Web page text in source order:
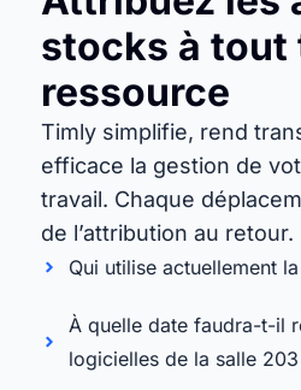
stocks à tout
ressource
Timly simplifie, rend
efficace la gestion de
travail. Chaque
de l’attribution au retour.
Qui utilise actuellement
À quelle date faudra-t-il
logicielles de la salle 203